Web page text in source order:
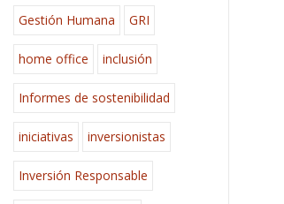
Gestión Humana GRI
home office inclusión
Informes de sostenibilidad
iniciativas inversionistas
Inversión Responsable